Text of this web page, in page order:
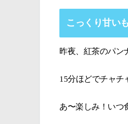
こっくり甘い
昨夜、紅茶のパン
15分ほどでチャチ
あ〜楽しみ！いつ